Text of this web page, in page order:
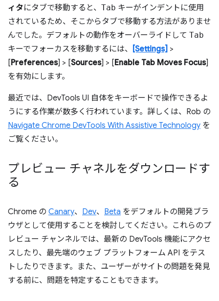
ィタ にタブで移動すると、 Tab キーがインデントに使用
されているため、そこからタブで移動する方法がありませ
んでした。デフォルトの動作をオーバーライドして Tab
キーでフォーカスを移動するには、 [Settings] >
[Preferences] > [Sources] > [Enable Tab Moves Focus]
を有効にします。
最近では、DevTools UI 自体をキーボードで操作できるよ
うにする作業が数多く行われています。詳しくは、Rob の
Navigate Chrome DevTools With Assistive Technology を
ご覧ください。
プレビュー チャネルをダウンロードす
る
Chrome の Canary、 Dev、 Beta をデフォルトの開発ブラ
ウザとして使用することを検討してください。これらのプ
レビュー チャンネルでは、最新の DevTools 機能にアクセ
スしたり、最先端のウェブ プラットフォーム API をテス
トしたりできます。また、ユーザーがサイトの問題を発見
する前に、問題を特定することもできます。